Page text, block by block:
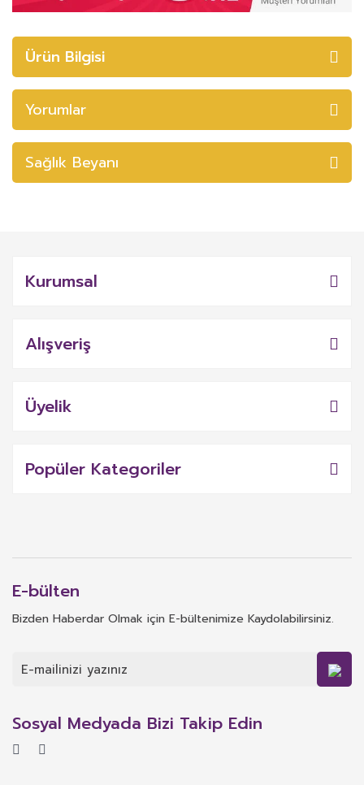
Ürün Bilgisi
Yorumlar
Sağlık Beyanı
Kurumsal
Alışveriş
Üyelik
Popüler Kategoriler
E-bülten
Bizden Haberdar Olmak için E-bültenimize Kaydolabilirsiniz.
Sosyal Medyada Bizi Takip Edin